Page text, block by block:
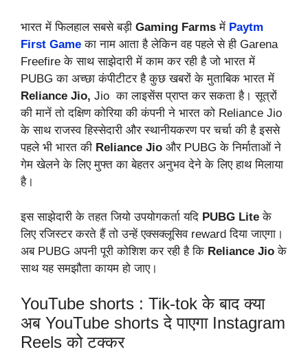
भारत में फिलहाल सबसे बड़ी Gaming Farms में Paytm
First Game का नाम आता है लेकिन वह पहले से ही Garena
Freefire के साथ साझेदारी में काम कर रही है जो भारत में
PUBG का अच्छा कंपीटीटर है कुछ खबरों के मुताबिक भारत में
Reliance Jio, Jio का लाइसेंस प्राप्त कर सकता है। सूत्रों
की मानें तो दक्षिण कोरिया की कंपनी ने भारत को Reliance Jio
के साथ राजस्व हिस्सेदारी और स्थानीयकरण पर चर्चा की है इससे
पहले भी भारत की Reliance Jio और PUBG के निर्माताओं ने
गेम खेलने के लिए मुफ्त का बेहतर अनुभव देने के लिए हाथ मिलाया
है।
इस साझेदारी के तहत जियो उपयोगकर्ता यदि PUBG Lite के
लिए रजिस्टर करते हैं तो उन्हें एक्सक्लूसिव reward दिया जाएगा।
अब PUBG अपनी पूरी कोशिश कर रही है कि Reliance Jio के
साथ यह समझौता कायम हो जाए।
YouTube shorts : Tik-tok के बाद क्या
अब YouTube shorts दे पाएगा Instagram
Reels को टक्कर